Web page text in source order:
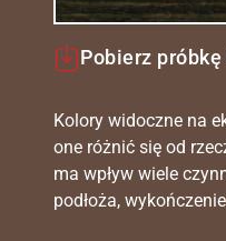
Pobierz
Kolory widoczne na
one różnić się od
ma wpływ wiele
podłoża,